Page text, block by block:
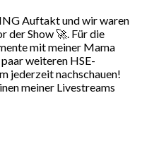
Auftakt und wir waren
der Show 🚀. Für die
mit meiner Mama
weiteren HSE-
jederzeit nachschauen!
meiner Livestreams